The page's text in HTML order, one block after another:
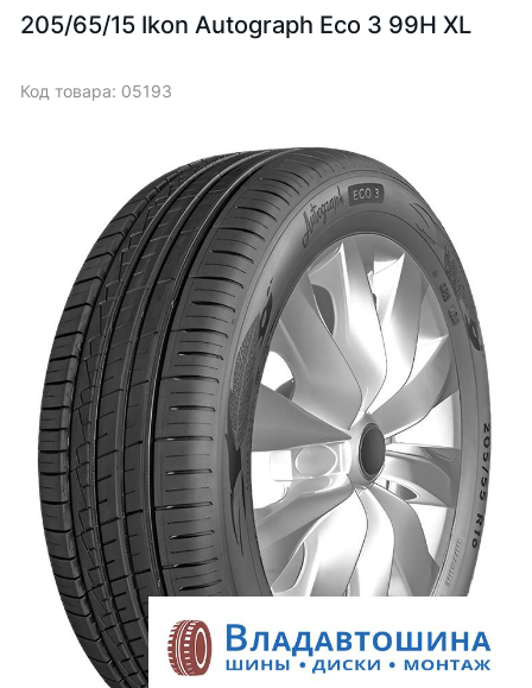
205/65/15 Ikon Autograph Eco 3 99H XL
Код товара: 05193